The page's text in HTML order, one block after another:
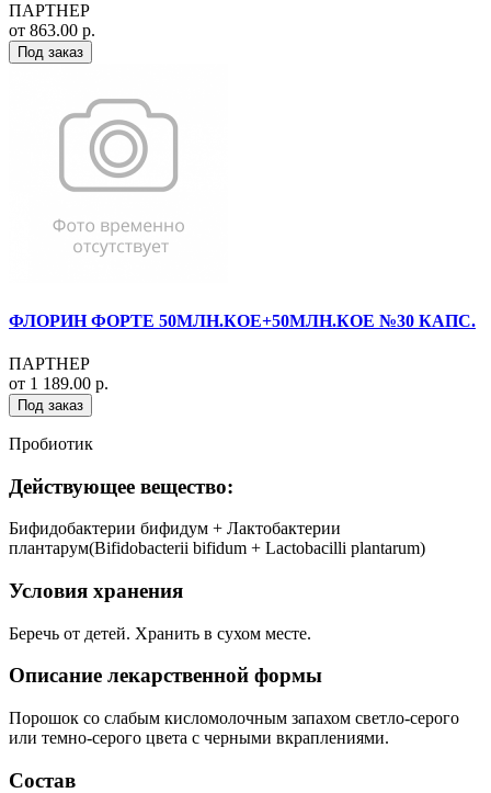
ПАРТНЕР
от 863.00 р.
Под заказ
ФЛОРИН ФОРТЕ 50МЛН.КОЕ+50МЛН.КОЕ №30 КАПС.
ПАРТНЕР
от 1 189.00 р.
Под заказ
Пробиотик
Действующее вещество:
Бифидобактерии бифидум + Лактобактерии
плантарум(Bifidobacterii bifidum + Lactobacilli plantarum)
Условия хранения
Беречь от детей. Хранить в сухом месте.
Описание лекарственной формы
Порошок со слабым кисломолочным запахом светло-серого
или темно-серого цвета с черными вкраплениями.
Состав